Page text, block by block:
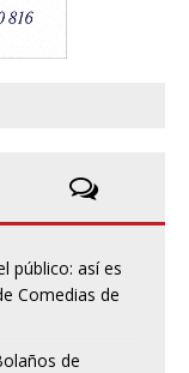
público: así es
Comedias de
de